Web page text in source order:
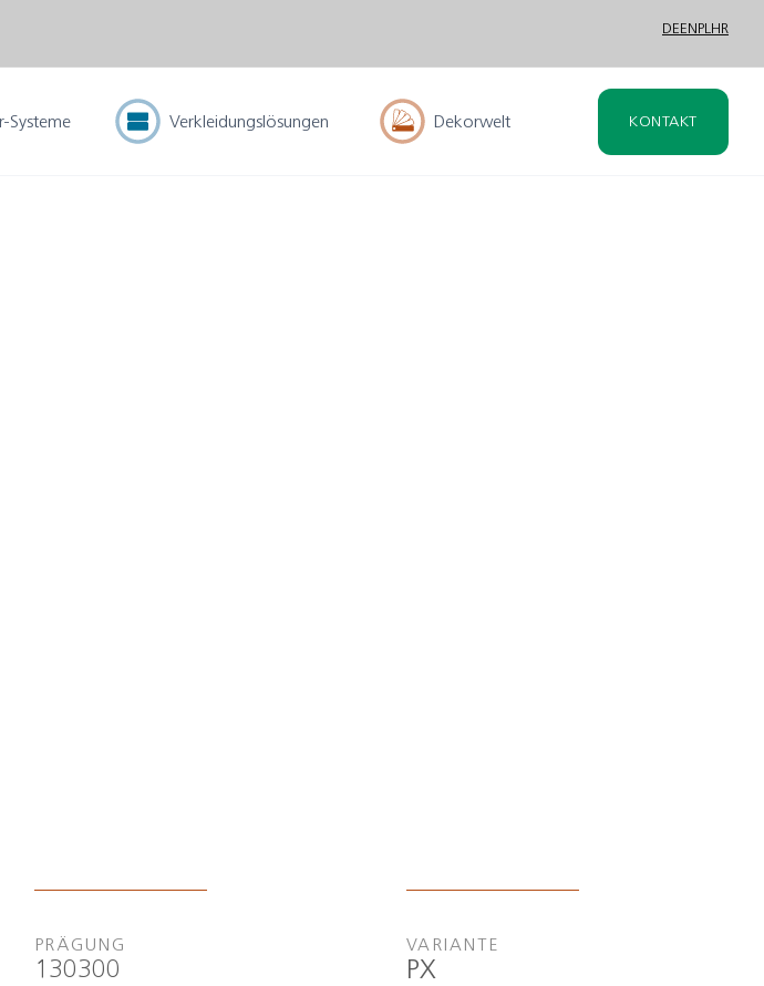
DEENPLHR
Systeme Verkleidungslösungen Dekorwelt KONTAKT
PRÄGUNG
130300
VARIANTE
PX